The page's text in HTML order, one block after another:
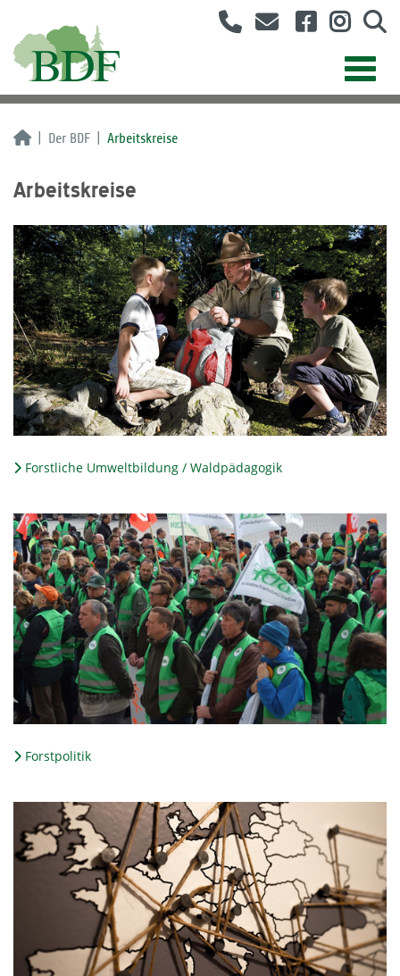
Der BDF Arbeitskreise
Arbeitskreise
Forstliche Umweltbildung / Waldpädagogik
Forstpolitik